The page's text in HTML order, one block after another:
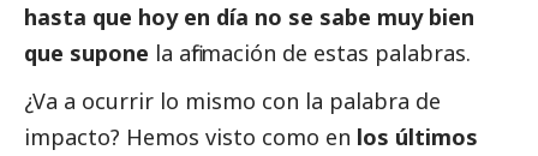
hasta que hoy en día no se sabe muy bien
que supone la afirmación de estas palabras.
¿Va a ocurrir lo mismo con la palabra de
impacto? Hemos visto como en los últimos